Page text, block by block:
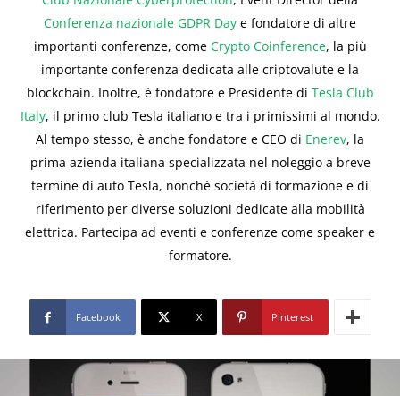
Conferenza nazionale GDPR Day e fondatore di altre
importanti conferenze, come Crypto Coinference, la più
importante conferenza dedicata alle criptovalute e la
blockchain. Inoltre, è fondatore e Presidente di Tesla Club
Italy, il primo club Tesla italiano e tra i primissimi al mondo.
Al tempo stesso, è anche fondatore e CEO di Enerev, la
prima azienda italiana specializzata nel noleggio a breve
termine di auto Tesla, nonché società di formazione e di
riferimento per diverse soluzioni dedicate alla mobilità
elettrica. Partecipa ad eventi e conferenze come speaker e
formatore.
Facebook X Pinterest